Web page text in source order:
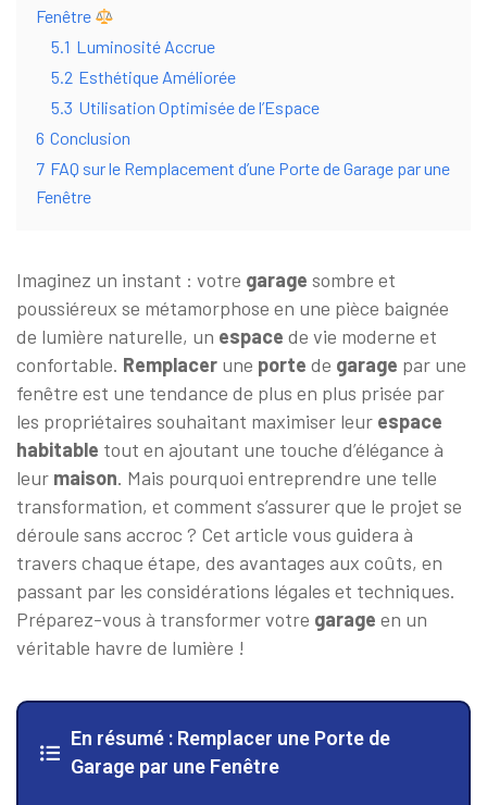
Fenêtre
5.1 Luminosité Accrue
5.2 Esthétique Améliorée
5.3 Utilisation Optimisée de l’Espace
6 Conclusion
7 FAQ sur le Remplacement d’une Porte de Garage par une
Fenêtre
Imaginez un instant : votre garage sombre et
poussiéreux se métamorphose en une pièce baignée
de lumière naturelle, un espace de vie moderne et
confortable. Remplacer une porte de garage par une
fenêtre est une tendance de plus en plus prisée par
les propriétaires souhaitant maximiser leur espace
habitable tout en ajoutant une touche d’élégance à
leur maison. Mais pourquoi entreprendre une telle
transformation, et comment s’assurer que le projet se
déroule sans accroc ? Cet article vous guidera à
travers chaque étape, des avantages aux coûts, en
passant par les considérations légales et techniques.
Préparez-vous à transformer votre garage en un
véritable havre de lumière !
En résumé : Remplacer une Porte de
Garage par une Fenêtre